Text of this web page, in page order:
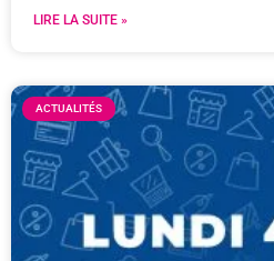
LIRE LA SUITE »
ACTUALITÉS